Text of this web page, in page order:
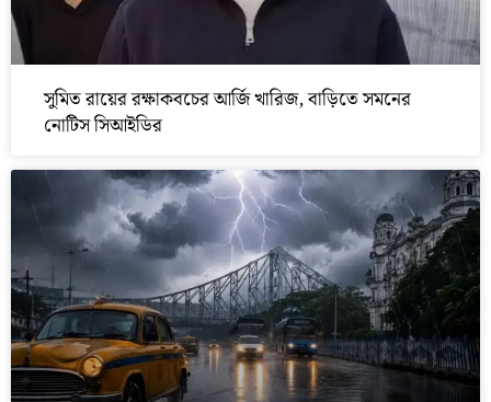
সুমিত রায়ের রক্ষাকবচের আর্জি খারিজ, বাড়িতে সমনের
নোটিস সিআইডির